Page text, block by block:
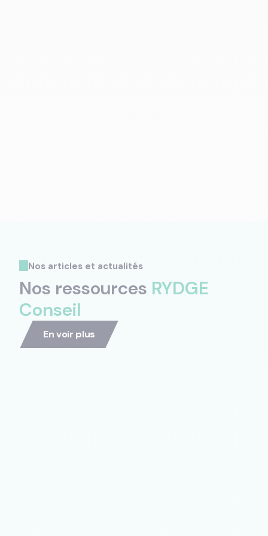
Nos articles et actualités
Nos ressources RYDGE
Conseil
En voir plus